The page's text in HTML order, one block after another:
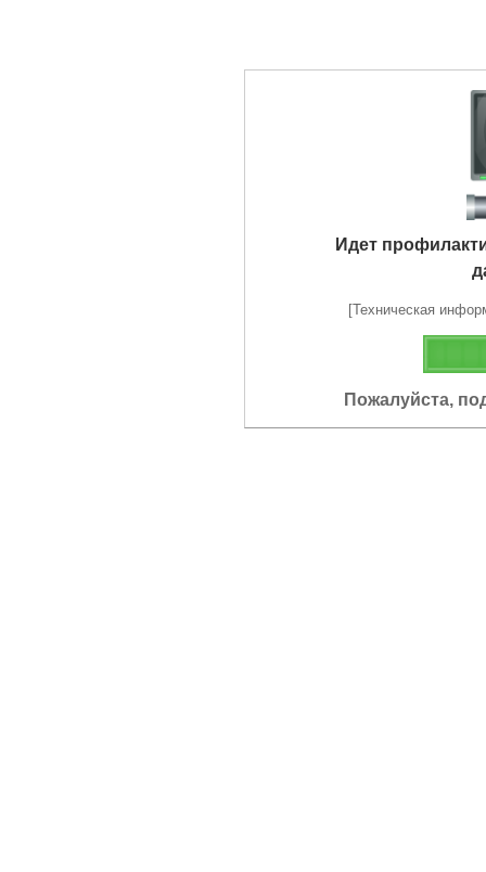
Идет
[Техническая
Пожалуйста,